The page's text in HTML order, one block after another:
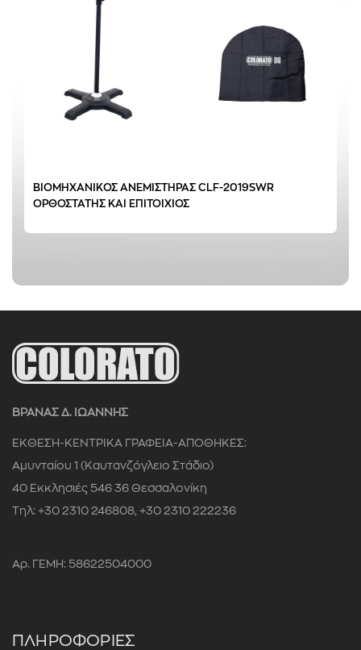
ΒΙΟΜΗΧΑΝΙΚΟΣ ΑΝΕΜΙΣΤΗΡΑΣ CLF-2019SWR
ΟΡΘΟΣΤΑΤΗΣ ΚΑΙ ΕΠΙΤΟΙΧΙΟΣ
ΒΡΑΝΑΣ Δ. ΙΩΑΝΝΗΣ
ΕΚΘΕΣΗ-ΚΕΝΤΡΙΚΑ ΓΡΑΦΕΙΑ-ΑΠΟΘΗΚΕΣ:
Αμυνταίου 1 (Καυτανζόγλειο Στάδιο)
40 Εκκλησιές 546 36 Θεσσαλονίκη
Τηλ: +30 2310 246808, +30 2310 222236
Αρ. ΓΕΜΗ: 58622504000
ΠΛΗΡΟΦΟΡΙΕΣ